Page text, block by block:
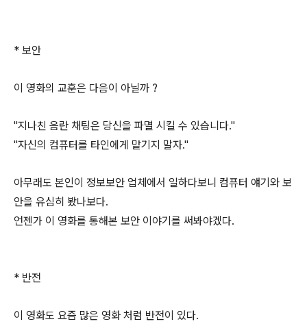
* 보안
이 영화의 교훈은 다음이 아닐까 ?
"지나친 음란 채팅은 당신을 파멸 시킬 수 있습니다."
"자신의 컴퓨터를 타인에게 맡기지 말자."
아무래도 본인이 정보보안 업체에서 일하다보니 컴퓨터 얘기와 보
안을 유심히 봤나보다.
언젠가 이 영화를 통해본 보안 이야기를 써봐야겠다.
* 반전
이 영화도 요즘 많은 영화 처럼 반전이 있다.